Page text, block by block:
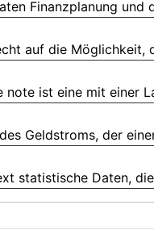
Finanzplanung und
auf die Möglichkeit,
ist eine mit einer
Geldstroms, der
statistische Daten,